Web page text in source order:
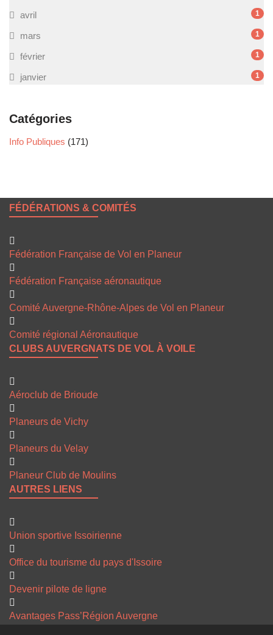
avril 1
mars 1
février 1
janvier 1
Catégories
Info Publiques (171)
FÉDÉRATIONS & COMITÉS
Fédération Française de Vol en Planeur
Fédération Française aéronautique
Comité Auvergne-Rhône-Alpes de Vol en Planeur
Comité régional Aéronautique
CLUBS AUVERGNATS DE VOL À VOILE
Aéroclub de Brioude
Planeurs de Vichy
Planeurs du Velay
Planeur Club de Moulins
AUTRES LIENS
Union sportive Issoirienne
Office du tourisme du pays d'Issoire
Devenir pilote de ligne
Avantages Pass’Région Auvergne